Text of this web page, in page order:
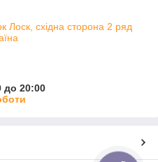
Лоск, східна сторона 2 ряд
до 20:00